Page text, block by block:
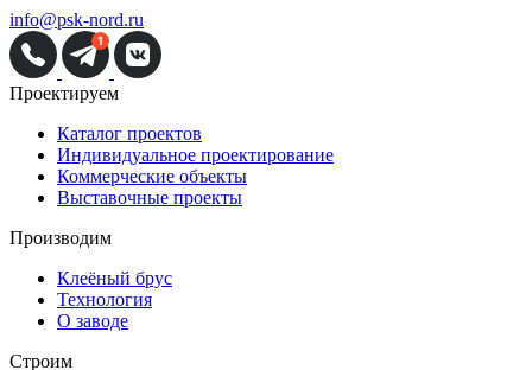
info@psk-nord.ru
Проектируем
Каталог проектов
Индивидуальное проектирование
Коммерческие объекты
Выставочные проекты
Производим
Клеёный брус
Технология
О заводе
Строим